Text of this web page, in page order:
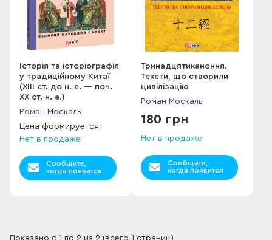
Історія та історіографія
у традиційному Китаї
(XIII ст. до н. е. — поч.
XX ст. н. е.)
Роман Москаль
Цена формируется
Нет в продаже
Сообщите,
когда появится
Тринадцятиканоння.
Тексти, що створили
цивілізацію
Роман Москаль
180 грн
Нет в продаже
Сообщите,
когда появится